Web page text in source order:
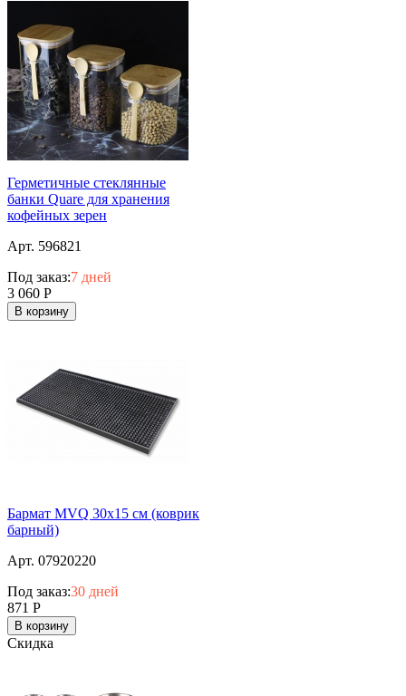
Герметичные стеклянные
банки Quare для хранения
кофейных зерен
Арт. 596821
Под заказ:7 дней
3 060 Р
В корзину
Бармат MVQ 30х15 см (коврик
барный)
Арт. 07920220
Под заказ:30 дней
871 Р
В корзину
Скидка